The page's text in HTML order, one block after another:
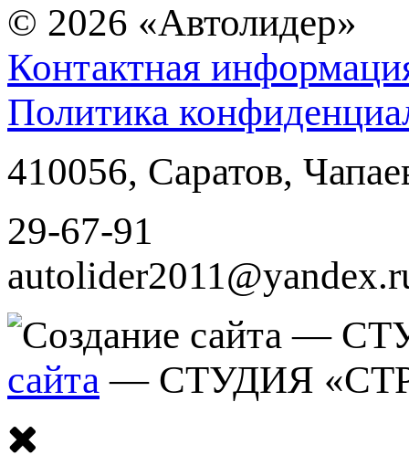
© 2026 «Автолидер»
Контактная
Политика
410056, Саратов,
29-67-91
сайта — СТУДИЯ